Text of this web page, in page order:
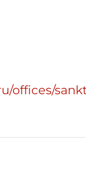
offices/